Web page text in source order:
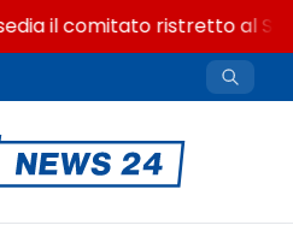
il comitato ristretto al